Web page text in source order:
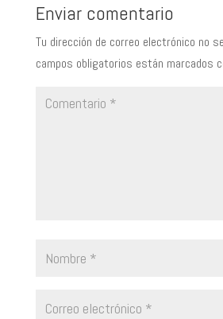
Enviar comentario
Tu dirección de correo electrónico no
campos obligatorios están marcados